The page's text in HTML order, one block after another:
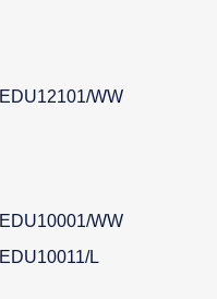
EDU12101/WW
EDU10001/WW
EDU10011/L